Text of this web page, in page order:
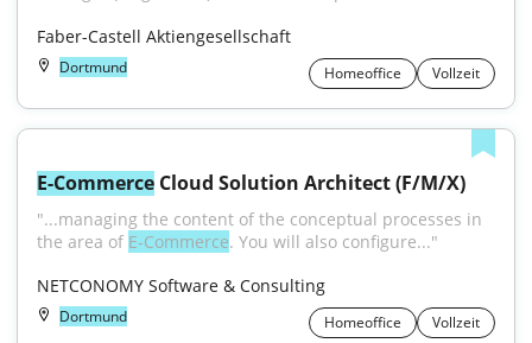
Faber-Castell Aktiengesellschaft
Dortmund Homeoffice Vollzeit
E-Commerce Cloud Solution Architect (F/M/X)
"...managing the content of the conceptual processes in
the area of E-Commerce. You will also configure..."
NETCONOMY Software & Consulting
Dortmund Homeoffice Vollzeit